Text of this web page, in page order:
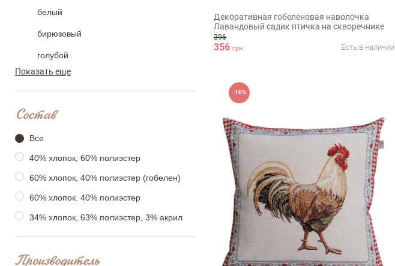
белый
бирюзовый
голубой
желтый
золотой
коричневый
молочный
Показать еще
Состав
Все
40% хлопок, 60% полиэстер
60% хлопок, 40% полиэстер (гобелен)
60% хлопок. 40% полиэстер
34% хлопок, 63% полиэстер, 3% акрил
Производитель
Декоративная гобеленовая наволочка
Лавандовый садик птичка на скворечнике
396
356 грн Есть в наличии
-10%